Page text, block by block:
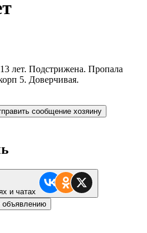
лет. Подстрижена. Пропала
5. Доверчивая.
сообщение хозяину
и чатах
объявлению